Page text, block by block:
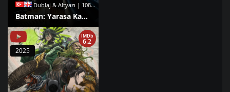
Dublaj & Altyazı | 1080p |
Batman: Yarasa Kadının Gizemi izle
IMDb
6.2
2025